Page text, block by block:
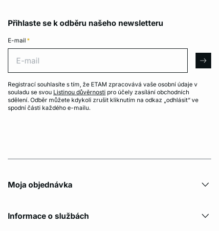
Přihlaste se k odběru našeho newsletteru
E-mail *
Registrací souhlasíte s tím, že ETAM zpracovává vaše osobní údaje v
souladu se svou Listinou důvěrnosti pro účely zasílání obchodních
sdělení. Odběr můžete kdykoli zrušit kliknutím na odkaz „odhlásit“ ve
spodní části každého e-mailu.
Moja objednávka
Informace o službách